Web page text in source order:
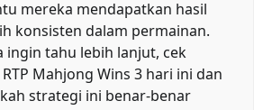
mereka mendapatkan hasil
konsisten dalam permainan.
ingin tahu lebih lanjut, cek
Mahjong Wins 3 hari ini dan
strategi ini benar-benar